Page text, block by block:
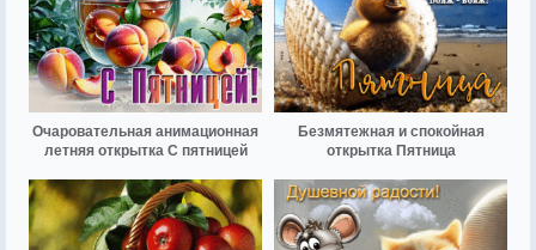
Очаровательная анимационная
летняя открытка С пятницей
Безмятежная и спокойная
открытка Пятница